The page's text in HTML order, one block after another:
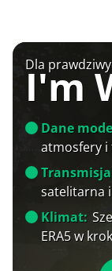
Dla
I'm
Dane
atmosfery i
satelitarna
Klimat:
ERA5 w